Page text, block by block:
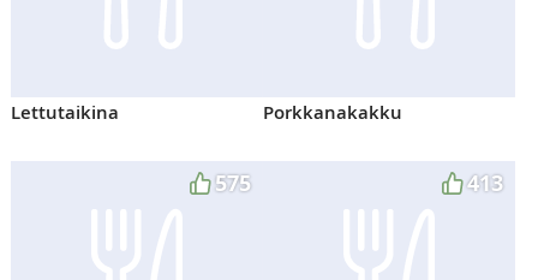
Lettutaikina Porkkanakakku
575 413